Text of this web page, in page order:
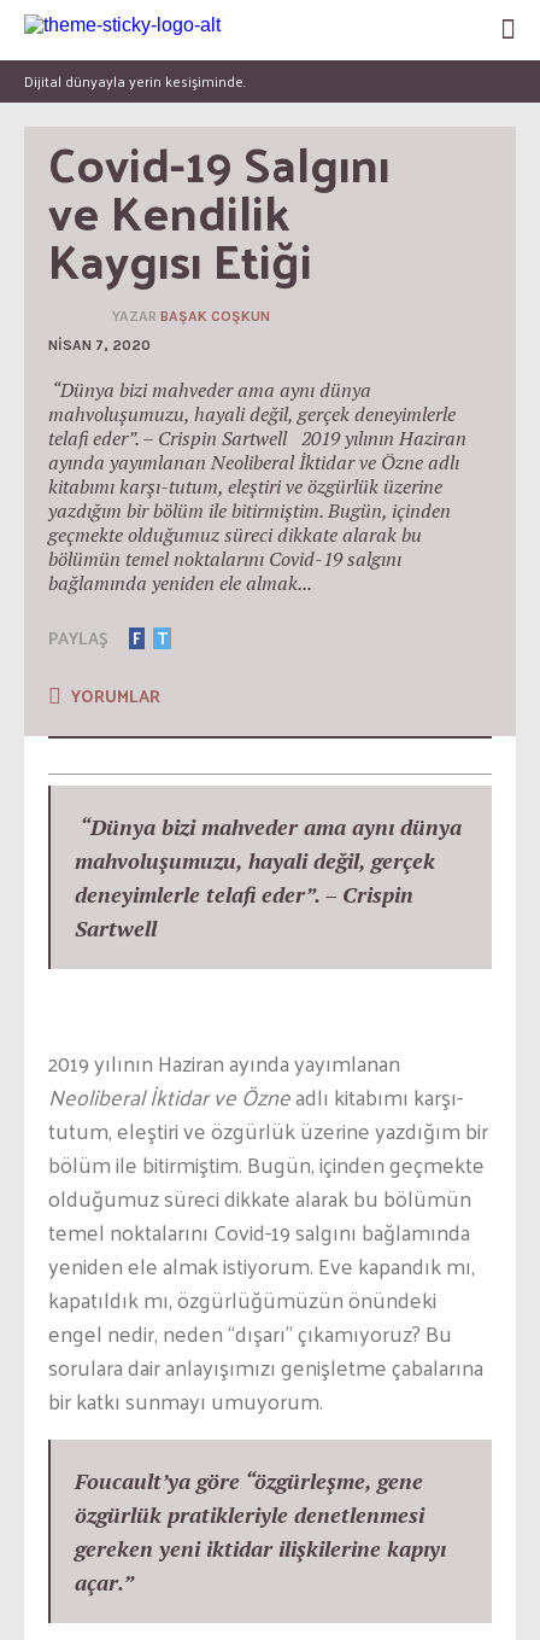
Dijital dünyayla yerin kesişiminde.
Covid-19 Salgını
ve Kendilik
Kaygısı Etiği
YAZAR BAŞAK COŞKUN
NISAN 7, 2020
“Dünya bizi mahveder ama aynı dünya
mahvoluşumuzu, hayali değil, gerçek deneyimlerle
telafi eder”. – Crispin Sartwell 2019 yılının Haziran
ayında yayımlanan Neoliberal İktidar ve Özne adlı
kitabımı karşı-tutum, eleştiri ve özgürlük üzerine
yazdığım bir bölüm ile bitirmiştim. Bugün, içinden
geçmekte olduğumuz süreci dikkate alarak bu
bölümün temel noktalarını Covid-19 salgını
bağlamında yeniden ele almak...
PAYLAŞ F T
YORUMLAR
“Dünya bizi mahveder ama aynı dünya
mahvoluşumuzu, hayali değil, gerçek
deneyimlerle telafi eder”. – Crispin
Sartwell
2019 yılının Haziran ayında yayımlanan
Neoliberal İktidar ve Özneadlı kitabımı karşı-
tutum, eleştiri ve özgürlük üzerine yazdığım bir
bölüm ile bitirmiştim. Bugün, içinden geçmekte
olduğumuz süreci dikkate alarak bu bölümün
temel noktalarını Covid-19 salgını bağlamında
yeniden ele almak istiyorum. Eve kapandık mı,
kapatıldık mı, özgürlüğümüzün önündeki
engel nedir, neden “dışarı” çıkamıyoruz? Bu
sorulara dair anlayışımızı genişletme çabalarına
bir katkı sunmayı umuyorum.
Foucault’ya göre “özgürleşme, gene
özgürlük pratikleriyle denetlenmesi
gereken yeni iktidar ilişkilerine kapıyı
açar.”